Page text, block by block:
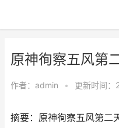
原神徇察五风第
作者： admin • 更新时间
摘要：原神徇察五风第二